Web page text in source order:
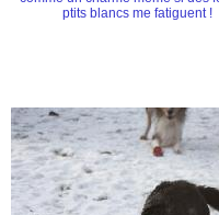
ptits blancs me fatiguent !